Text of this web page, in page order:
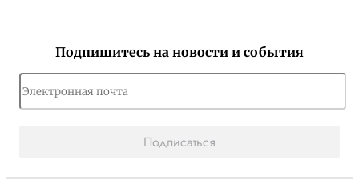
Подпишитесь на новости и события
Подписаться